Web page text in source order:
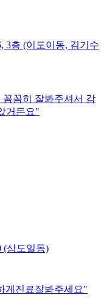
3층 (이도이동, 김기수
꼼히 잘봐주셔서 감
거든요"
(삼도일동)
게진료잘봐주세요"